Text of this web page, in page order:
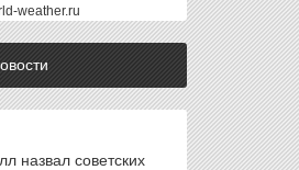
weather.ru
назвал советских